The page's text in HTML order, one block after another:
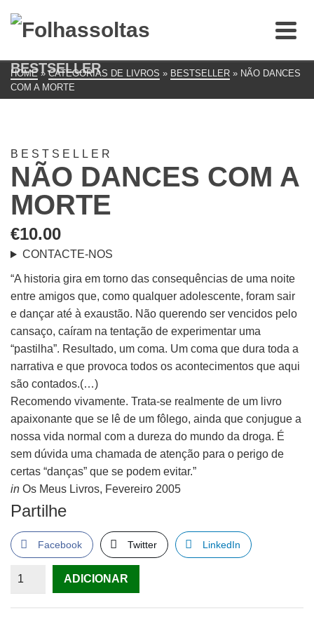
BESTSELLER
HOME » CATEGORIAS DE LIVROS » BESTSELLER » NÃO DANCES
COM A MORTE
BESTSELLER
NÃO DANCES COM A
MORTE
€10.00
CONTACTE-NOS
“A historia gira em torno das consequências de uma noite
entre amigos que, como qualquer adolescente, foram sair
e dançar até à exaustão. Não querendo ser vencidos pelo
cansaço, caíram na tentação de experimentar uma
“pastilha”. Resultado, um coma. Um coma que dura toda a
narrativa e que provoca todos os acontecimentos que aqui
são contados.(…)
Recomendo vivamente. Trata-se realmente de um livro
apaixonante que se lê de um fôlego, ainda que conjugue a
nossa vida normal com a dureza do mundo da droga. É
sem dúvida uma chamada de atenção para o perigo de
certas “danças” que se podem evitar.”
in Os Meus Livros, Fevereiro 2005
Partilhe
Facebook Twitter LinkedIn
QuantidadeADICIONAR